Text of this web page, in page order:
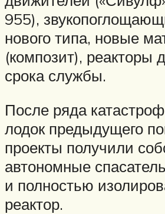
955),
нового типа, новые
(композит), реакторы
срока службы.
После ряда
лодок предыдущего
проекты получили
автономные
и полностью
реактор.